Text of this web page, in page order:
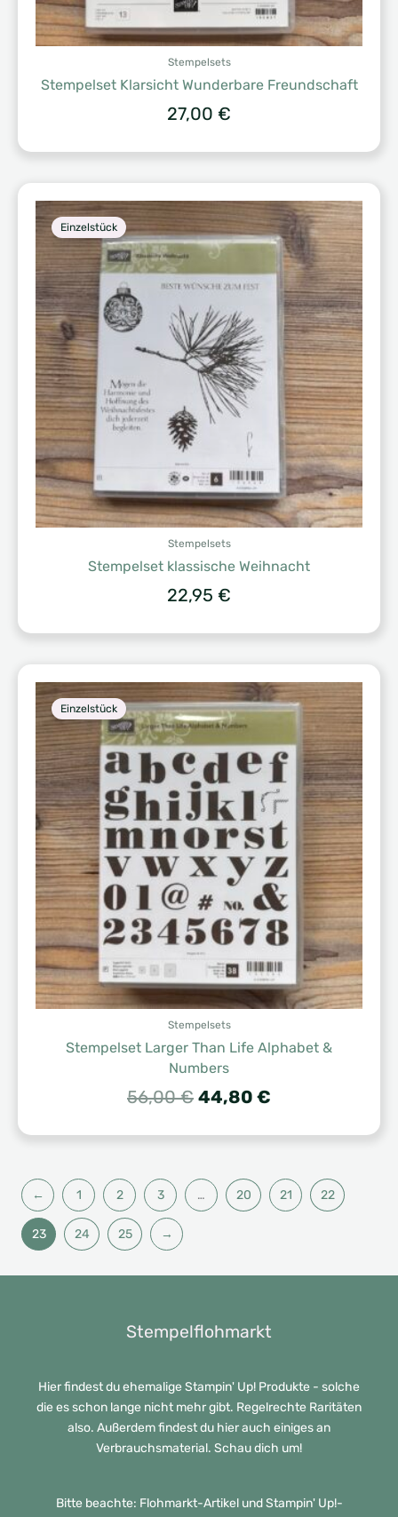
Stempelsets
Stempelset Klarsicht Wunderbare Freundschaft
27,00 €
Einzelstück
Stempelsets
Stempelset klassische Weihnacht
22,95 €
Einzelstück
Stempelsets
Stempelset Larger Than Life Alphabet &
Numbers
56,00€ Ursprünglicher
war:
44,80 €
ist:
← 1 2 3 … 20 21 22
23 24 25 →
Stempelflohmarkt
Hier findest du ehemalige Stampin' Up! Produkte - solche
die es schon lange nicht mehr gibt. Regelrechte Raritäten
also. Außerdem findest du hier auch einiges an
Verbrauchsmaterial. Schau dich um!
Bitte beachte: Flohmarkt-Artikel und Stampin' Up!-